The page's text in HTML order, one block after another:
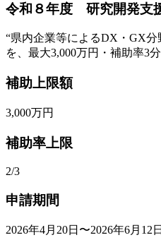
令和８年度 研究開発支
“県内企業等によるDX・GX
を、最大3,000万円・補助率3
補助上限額
3,000万円
補助率上限
2/3
申請期間
2026年4月20日〜2026年6月12日